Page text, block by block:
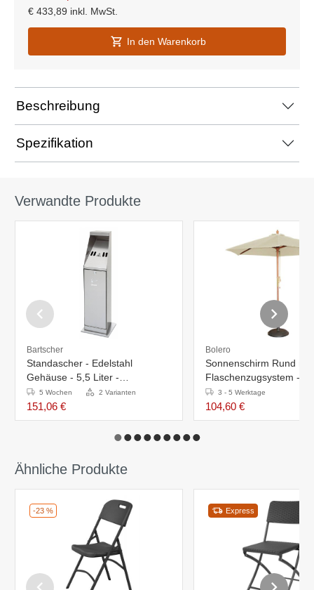
€ 433,89 inkl. MwSt.
In den Warenkorb
Beschreibung
Spezifikation
Verwandte Produkte
Bartscher
Standascher - Edelstahl
Gehäuse - 5,5 Liter -
240x240x(h)870mm
5 Wochen 2 Varianten
151,06 €
Bolero
Sonnenschirm Rund mit
Flaschenzugsystem -
2,5 Meter
3 - 5 Werktage
104,60 €
Ähnliche Produkte
-23 % Express